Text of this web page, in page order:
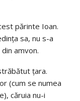
părinte Ioan.
sa, nu s-a
amvon.
ţara.
(cum se numea
căruia nu-i